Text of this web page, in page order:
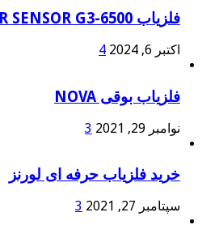
فلزیاب SUPER SENSOR G3-6500
اکتبر 6, 2024 4
فلزیاب بوقی NOVA
نوامبر 29, 2021 3
خرید فلزیاب حرفه ای لورنز
سپتامبر 27, 2021 3